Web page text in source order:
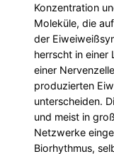
Konzentration
Moleküle, die
der
herrscht in einer
einer
produzierten
unterscheiden.
und meist in
Netzwerke
Biorhythmus,